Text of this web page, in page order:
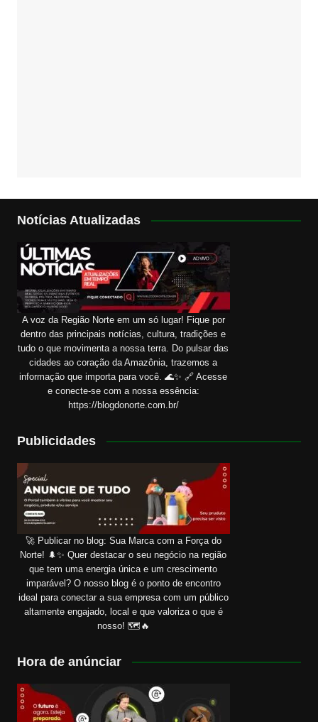
Notícias Atualizadas
A voz da Região Norte em um só lugar! Fique por
dentro das principais notícias, cultura, tradições e
tudo o que movimenta a nossa terra. Do pulsar das
cidades ao coração da Amazônia, trazemos a
informação que importa para você. 🌊✨ 🔗 Acesse
e conecte-se com a nossa essência:
https://blogdonorte.com.br/
Publicidades
🚀 Publicar no blog: Sua Marca com a Força do
Norte! 🌲✨ Quer destacar o seu negócio na região
que tem uma energia única e um crescimento
imparável? O nosso blog é o ponto de encontro
ideal para conectar a sua empresa com um público
altamente engajado, local e que valoriza o que é
nosso! 🗺️🔥
Hora de anúnciar